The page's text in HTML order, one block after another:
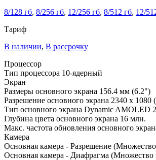
8/128 гб, 8/256 гб, 12/256 гб, 8/512 гб, 12/
Тариф
В наличии, В рассрочку
Процессор
Тип процессора 10-ядерный
Экран
Размеры основного экрана 156.4 мм (6.2")
Разрешение основного экрана 2340 x 1080
Тип основного экрана Dynamic AMOLED
Глубина цвета основного экрана 16 млн.
Макс. частота обновления основного
Камера
Основная камера - Разрешение
Основная камера - Диафрагма (Множество